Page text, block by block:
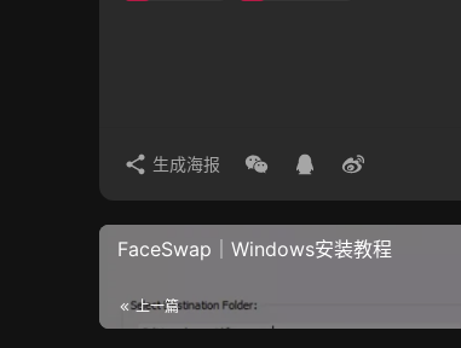
生成海报
FaceSwap｜Windows安装教程
上一篇